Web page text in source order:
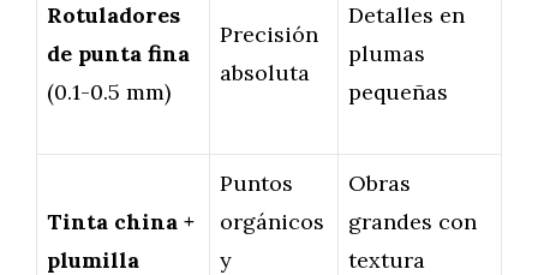
Rotuladores
de punta fina
(0.1-0.5 mm)
Precisión
absoluta
Detalles en
plumas
pequeñas
Tinta china +
plumilla
Puntos
orgánicos
y
Obras
grandes con
textura